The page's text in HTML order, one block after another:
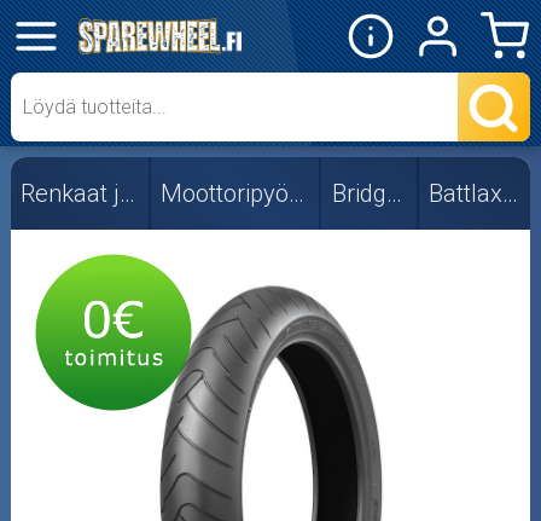
✕
Mopon osat
Skootterin osat
Crossipyörän osat
Moottoripyörän osat
Moottorikelkan osat
Mopoauton osat
Mönkijän osat
Renkaat ja vanteet Moottoripyörän renkaat Bridgestone Battlax BT-023